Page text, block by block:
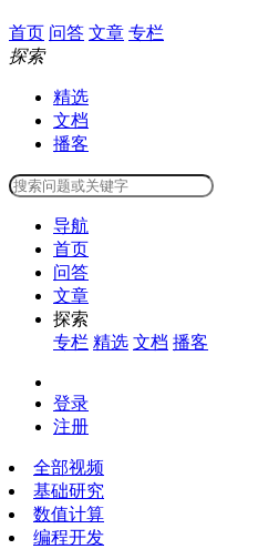
首页 问答 文章 专栏
探索
精选
文档
播客
导航
首页
问答
文章
探索
专栏 精选 文档 播客
登录
注册
全部视频
基础研究
数值计算
编程开发